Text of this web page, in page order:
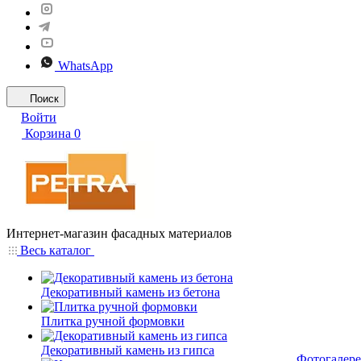
WhatsApp
Поиск
Войти
Корзина 0
Интернет-магазин фасадных материалов
Весь каталог
Декоративный камень из бетона
Плитка ручной формовки
Декоративный камень из гипса